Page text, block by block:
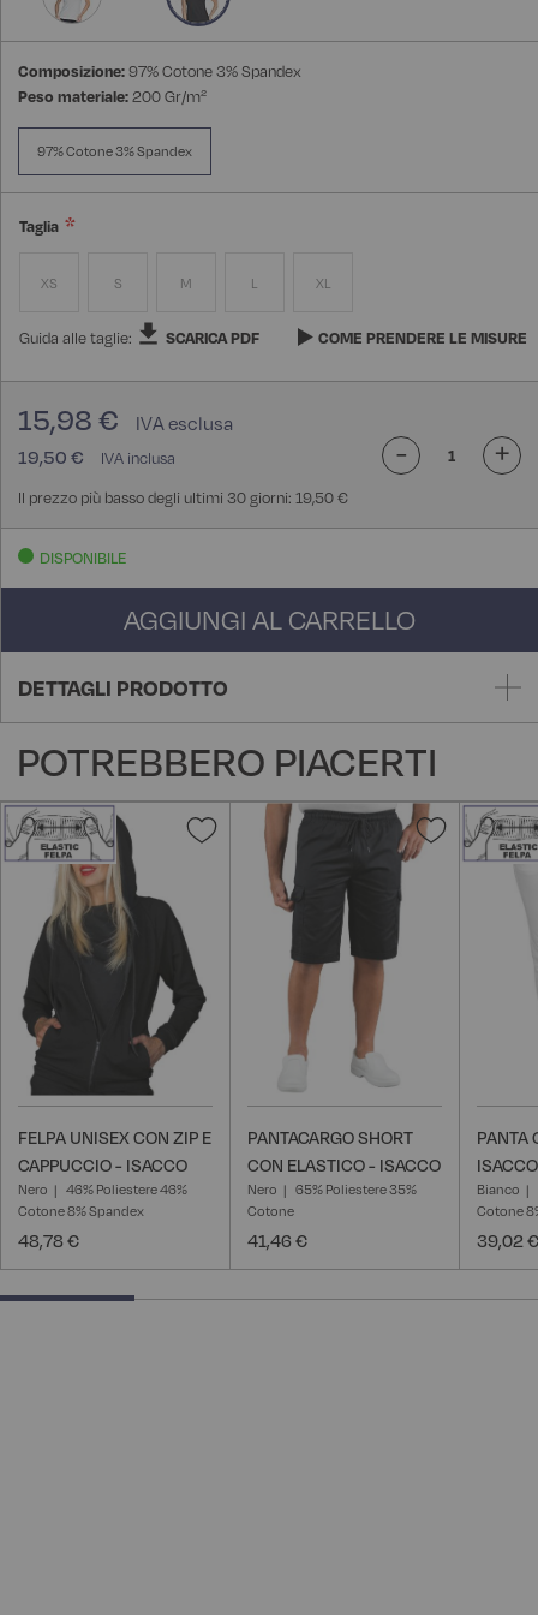
Composizione:97% Cotone 3% Spandex
Peso materiale:200 Gr/m²
97% Cotone 3% Spandex
Taglia
XS S M L XL
Guida alle taglie: SCARICA PDF COME PRENDERE LE MISURE
19,50 €
15,98 €
Il prezzo più basso degli ultimi 30 giorni: 19,50 €
- +
DISPONIBILE
AGGIUNGI AL CARRELLO
DETTAGLI PRODOTTO
POTREBBERO PIACERTI
Aggiungi
FELPA UNISEX CON ZIP E
CAPPUCCIO - ISACCO
Nero
46% Poliestere 46%
Cotone 8% Spandex
48,78 €
Aggiungi
alla
PANTACARGO SHORT
CON ELASTICO - ISACCO
Nero
65% Poliestere 35%
Cotone
41,46 €
PANTA
ISACCO
Bianco
Cotone
39,02 €
25% completed